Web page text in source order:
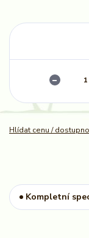
Hlídat cenu /
Kompletní